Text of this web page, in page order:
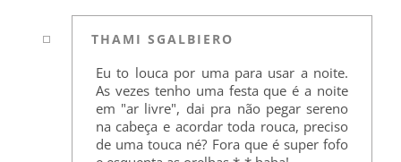
THAMI SGALBIERO
Eu to louca por uma para usar a noite.
As vezes tenho uma festa que é a noite
em "ar livre", dai pra não pegar sereno
na cabeça e acordar toda rouca, preciso
de uma touca né? Fora que é super fofo